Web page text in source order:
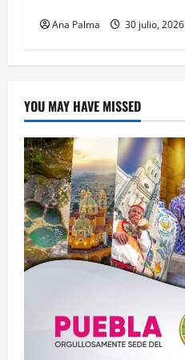
Ana Palma 30 julio, 2026
YOU MAY HAVE MISSED